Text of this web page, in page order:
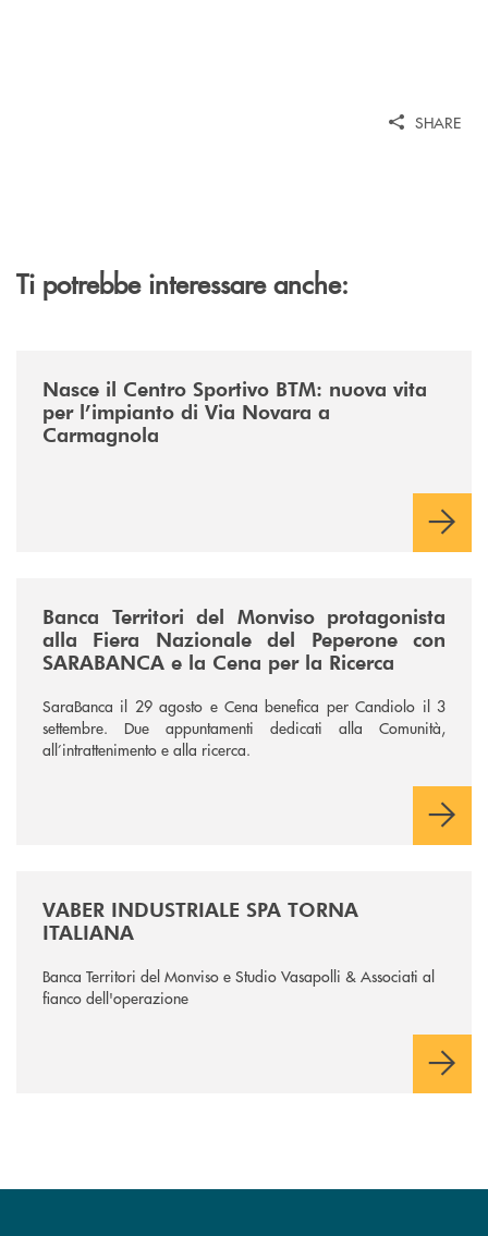
SHARE
Ti potrebbe interessare anche:
Nasce il Centro Sportivo BTM: nuova vita
per l’impianto di Via Novara a
Carmagnola
Banca Territori del Monviso protagonista
alla Fiera Nazionale del Peperone con
SARABANCA e la Cena per la Ricerca
SaraBanca il 29 agosto e Cena benefica per Candiolo il 3
settembre. Due appuntamenti dedicati alla Comunità,
all’intrattenimento e alla ricerca.
VABER INDUSTRIALE SPA TORNA
ITALIANA
Banca Territori del Monviso e Studio Vasapolli & Associati al
fianco dell'operazione